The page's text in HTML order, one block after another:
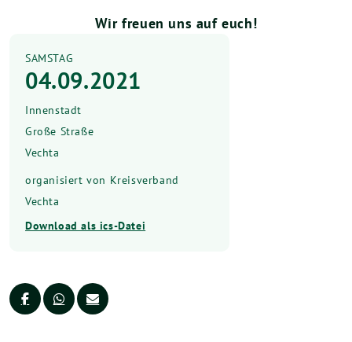
Wir freuen uns auf euch!
SAMSTAG
04.09.2021
Innenstadt
Große Straße
Vechta
organisiert von Kreisverband
Vechta
Download als ics-Datei